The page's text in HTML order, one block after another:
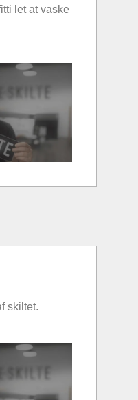
let at vaske
skiltet.